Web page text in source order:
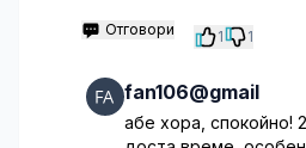
Отговори 1 1
fan106@gmail
абе хора, спокойно!